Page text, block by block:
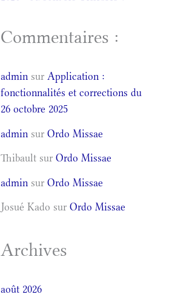
Commentaires :
admin surApplication :
fonctionnalités et corrections du
26 octobre 2025
admin surOrdo Missae
Thibault surOrdo Missae
admin surOrdo Missae
Josué Kado surOrdo Missae
Archives
août 2026